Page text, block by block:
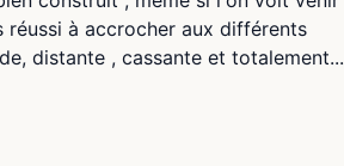
à accrocher aux différents
distante , cassante et totalement...